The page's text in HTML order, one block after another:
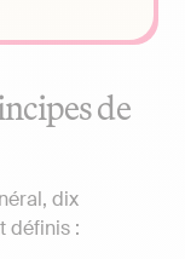
de
dix
définis :